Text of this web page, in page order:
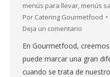
menús para llevar menús
Por Catering Gourmetfood
Deja un comentario
En Gourmetfood,
puede marcar una gran
cuando se trata de